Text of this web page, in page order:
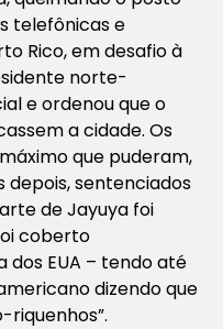
telefônicas e
Rico, em desafio à
norte-
e ordenou que o
a cidade. Os
que puderam,
depois, sentenciados
de Jayuya foi
coberto
EUA – tendo até
dizendo que